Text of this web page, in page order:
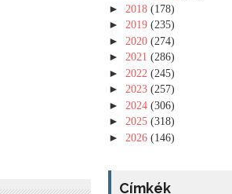
► 2018 (178)
► 2019 (235)
► 2020 (274)
► 2021 (286)
► 2022 (245)
► 2023 (257)
► 2024 (306)
► 2025 (318)
► 2026 (146)
Címkék